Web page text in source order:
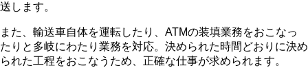
送します。
また、輸送車自体を運転したり、ATMの装填業務をおこなっ
たりと多岐にわたり業務を対応。決められた時間どおりに決め
られた工程をおこなうため、正確な仕事が求められます。